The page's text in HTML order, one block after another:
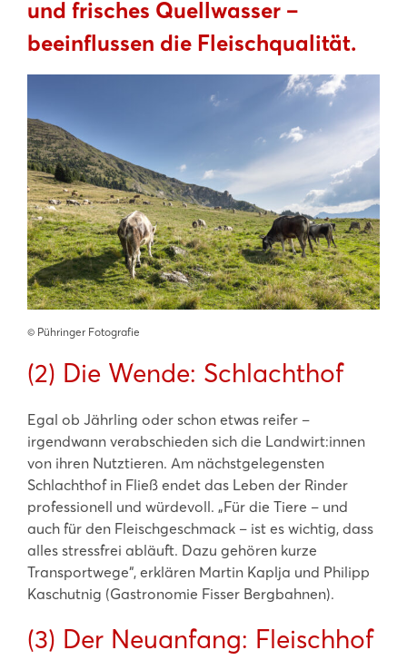
und frisches Quellwasser –
beeinflussen die Fleischqualität.
©️ Pühringer Fotografie
(2) Die Wende: Schlachthof
Egal ob Jährling oder schon etwas reifer –
irgendwann verabschieden sich die Landwirt:innen
von ihren Nutztieren. Am nächstgelegensten
Schlachthof in Fließ endet das Leben der Rinder
professionell und würdevoll. „Für die Tiere – und
auch für den Fleischgeschmack – ist es wichtig, dass
alles stressfrei abläuft. Dazu gehören kurze
Transportwege“, erklären Martin Kaplja und Philipp
Kaschutnig (Gastronomie Fisser Bergbahnen).
(3) Der Neuanfang: Fleischhof